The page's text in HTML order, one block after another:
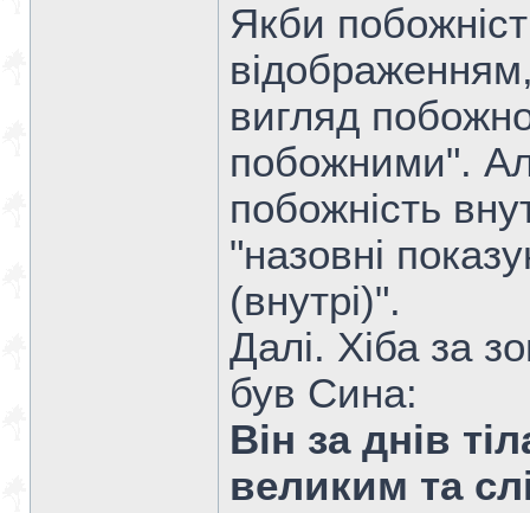
Якби
вигляд
побожними".
побожність
"назовні
(внутрі)".
Далі. Хіба за
був Сина:
Він за днів
великим та